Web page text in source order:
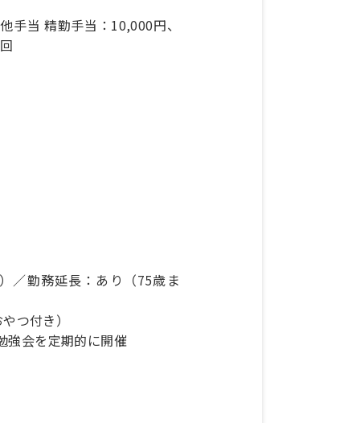
手当 精勤手当：10,000円、
／勤務延長：あり（75歳ま
つ付き）
会を定期的に開催